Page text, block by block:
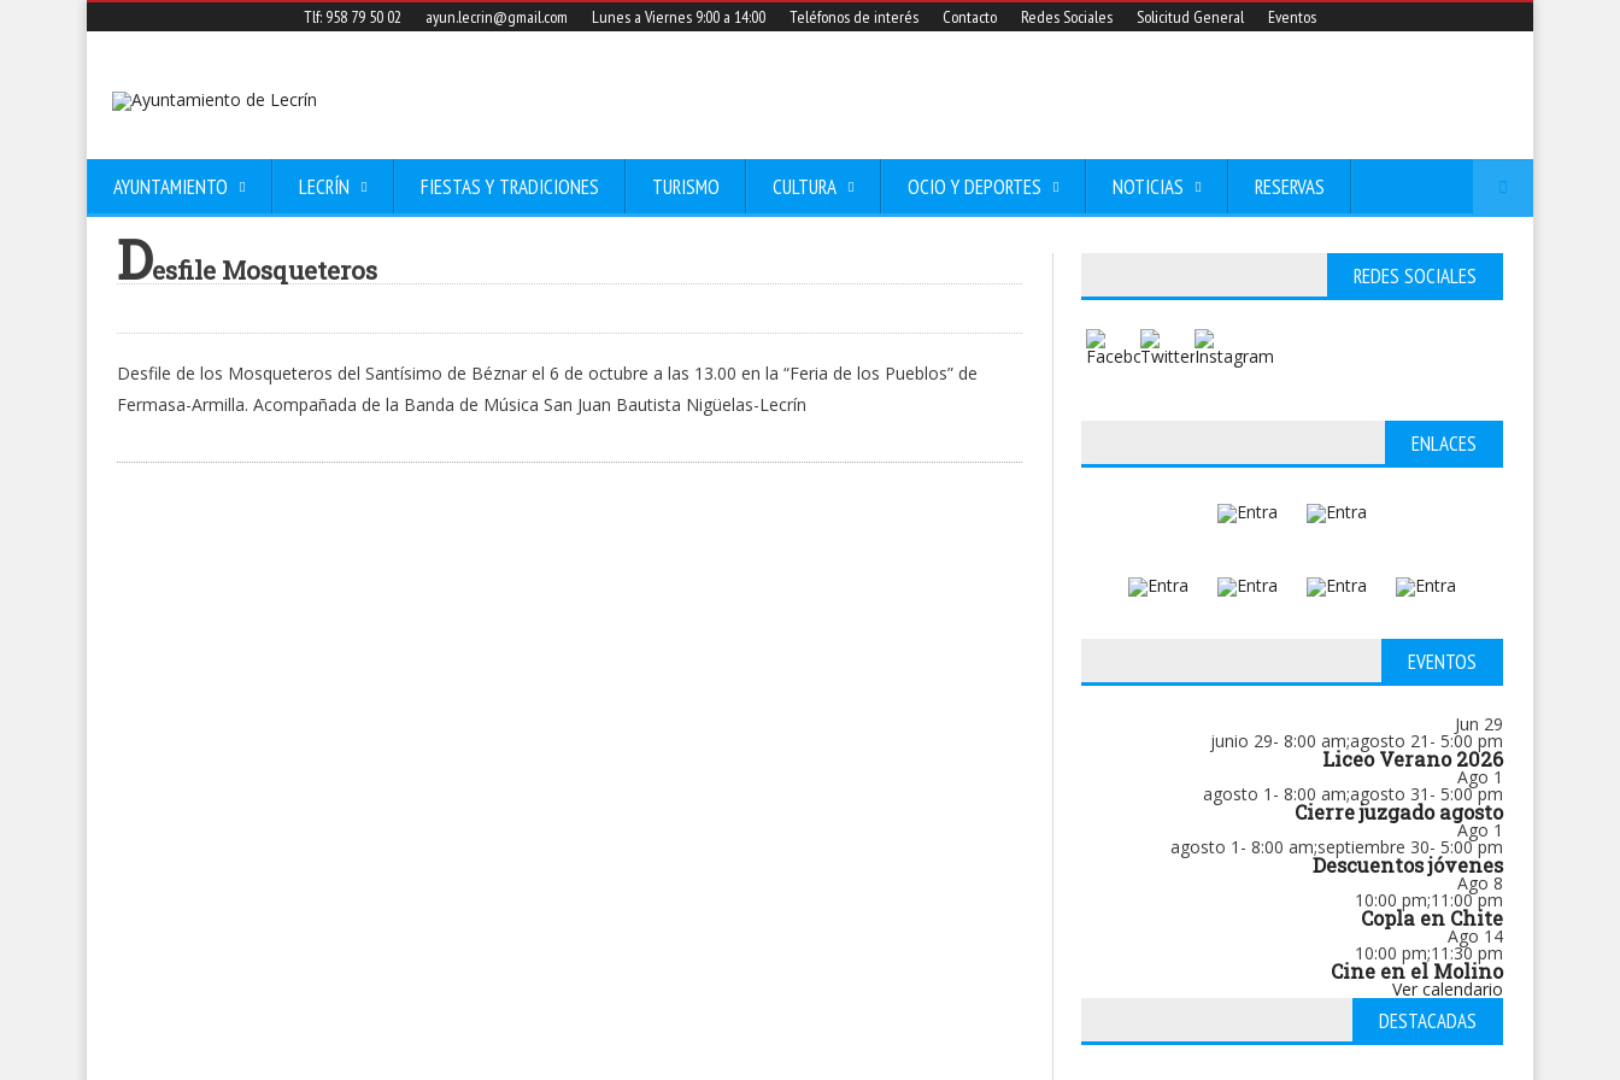
Tlf: 958 79 50 02 ayun.lecrin@gmail.com Lunes a Viernes 9:00 a 14:00 Teléfonos de interés Contacto Redes Sociales Solicitud General Eventos
AYUNTAMIENTO LECRÍN FIESTAS Y TRADICIONES TURISMO CULTURA OCIO Y DEPORTES NOTICIAS RESERVAS
Desfile Mosqueteros
Desfile de los Mosqueteros del Santísimo de Béznar el 6 de octubre a las 13.00 en la “Feria de los Pueblos” de
Fermasa-Armilla. Acompañada de la Banda de Música San Juan Bautista Nigüelas-Lecrín
REDES SOCIALES
ENLACES
EVENTOS
Jun 29
junio 29- 8:00 am;agosto 21- 5:00 pm
Liceo Verano 2026
Ago 1
agosto 1- 8:00 am;agosto 31- 5:00 pm
Cierre juzgado agosto
Ago 1
agosto 1- 8:00 am;septiembre 30- 5:00 pm
Descuentos jóvenes
Ago 8
10:00 pm;11:00 pm
Copla en Chite
Ago 14
10:00 pm;11:30 pm
Cine en el Molino
Ver calendario
DESTACADAS